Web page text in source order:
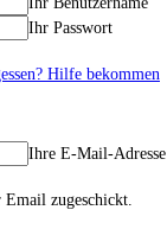
Ihr Passwort
Hilfe bekommen
Ihre E-Mail-Adresse
zugeschickt.